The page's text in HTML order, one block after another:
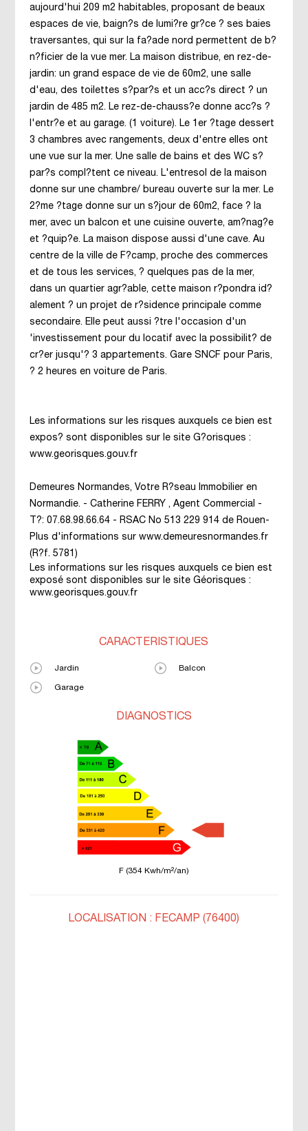
aujourd'hui 209 m2 habitables, proposant de beaux
espaces de vie, baign?s de lumi?re gr?ce ? ses baies
traversantes, qui sur la fa?ade nord permettent de b?
n?ficier de la vue mer. La maison distribue, en rez-de-
jardin: un grand espace de vie de 60m2, une salle
d'eau, des toilettes s?par?s et un acc?s direct ? un
jardin de 485 m2. Le rez-de-chauss?e donne acc?s ?
l'entr?e et au garage. (1 voiture). Le 1er ?tage dessert
3 chambres avec rangements, deux d'entre elles ont
une vue sur la mer. Une salle de bains et des WC s?
par?s compl?tent ce niveau. L'entresol de la maison
donne sur une chambre/ bureau ouverte sur la mer. Le
2?me ?tage donne sur un s?jour de 60m2, face ? la
mer, avec un balcon et une cuisine ouverte, am?nag?e
et ?quip?e. La maison dispose aussi d'une cave. Au
centre de la ville de F?camp, proche des commerces
et de tous les services, ? quelques pas de la mer,
dans un quartier agr?able, cette maison r?pondra id?
alement ? un projet de r?sidence principale comme
secondaire. Elle peut aussi ?tre l'occasion d'un
'investissement pour du locatif avec la possibilit? de
cr?er jusqu'? 3 appartements. Gare SNCF pour Paris,
? 2 heures en voiture de Paris.
Les informations sur les risques auxquels ce bien est
expos? sont disponibles sur le site G?orisques :
www.georisques.gouv.fr
Demeures Normandes, Votre R?seau Immobilier en
Normandie. - Catherine FERRY , Agent Commercial -
T?: 07.68.98.66.64 - RSAC No 513 229 914 de Rouen-
Plus d'informations sur www.demeuresnormandes.fr
(R?f. 5781)
Les informations sur les risques auxquels ce bien est
exposé sont disponibles sur le site Géorisques :
www.georisques.gouv.fr
CARACTÉRISTIQUES
Jardin Balcon
Garage
DIAGNOSTICS
F (354 Kwh/m²/an)
LOCALISATION : FECAMP (76400)